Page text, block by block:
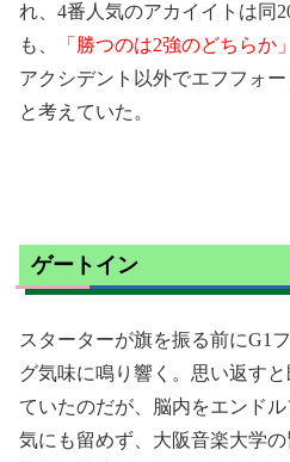
れ、4番人気のアカイイトは同
も、
「勝つのは2強のどちらか」
アクシデント以外でエフフォ
と考えていた。
ゲートイン
スターターが旗を振る前にG1
グ気味に鳴り響く。思い返す
ていたのだが、脳内をエンド
気にも留めず、大阪音楽大学